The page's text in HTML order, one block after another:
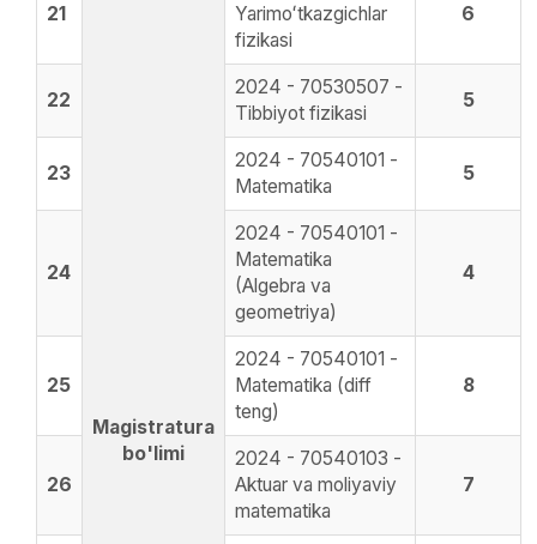
Magistratura
bo'limi
21
Yarimoʻtkazgichlar
fizikasi
6
22
2024 - 70530507 -
Tibbiyot fizikasi
5
23
2024 - 70540101 -
Matematika
5
24
2024 - 70540101 -
Matematika
(Algebra va
geometriya)
4
25
2024 - 70540101 -
Matematika (diff
teng)
8
26
2024 - 70540103 -
Aktuar va moliyaviy
matematika
7